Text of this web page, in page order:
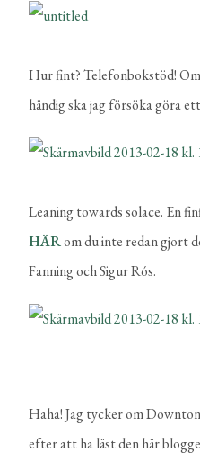
Hur fint? Telefonbokstöd!
händig ska jag försöka göra
Leaning towards solace. En
HÄRom du inte redan gjort
Fanning och Sigur Rós.
Haha! Jag tycker om
efter att ha läst den här